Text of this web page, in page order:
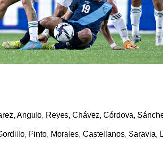
Angulo, Reyes, Chávez, Córdova,
Pinto, Morales, Castellanos, Saravia,